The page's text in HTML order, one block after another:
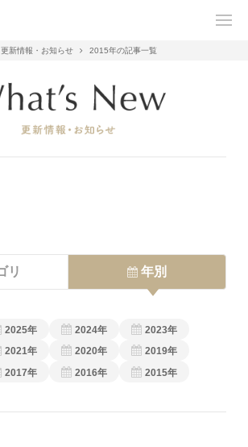
更新情報・お知らせ 2015年の記事一覧
リ 年別
2025年 2024年
2023年
2021年 2020年
2019年
2017年 2016年 2015年